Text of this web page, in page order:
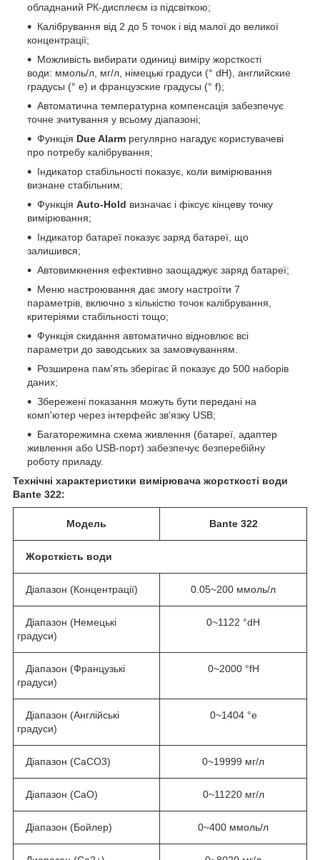
обладнаний РК-дисплеєм із підсвіткою;
Калібрування від 2 до 5 точок і від малої до великої
концентрації;
Можливість вибирати одиниці виміру жорсткості
води: ммоль/л, мг/л, німецькі градуси (° dH), английские
градусы (° e) и французские градусы (° f);
Автоматична температурна компенсація забезпечує
точне зчитування у всьому діапазоні;
Функція Due Alarm регулярно нагадує користувачеві
про потребу калібрування;
Індикатор стабільності показує, коли вимірювання
визнане стабільним;
Функція Auto-Hold визначає і фіксує кінцеву точку
вимірювання;
Індикатор батареї показує заряд батареї, що
залишився;
Автовимкнення ефективно заощаджує заряд батареї;
Меню настроювання дає змогу настроїти 7
параметрів, включно з кількістю точок калібрування,
критеріями стабільності тощо;
Функція скидання автоматично відновлює всі
параметри до заводських за замовчуванням.
Розширена пам'ять зберігає й показує до 500 наборів
даних;
Збережені показання можуть бути передані на
комп'ютер через інтерфейс зв'язку USB;
Багаторежимна схема живлення (батареї, адаптер
живлення або USB-порт) забезпечує безперебійну
роботу приладу.
Технічні характеристики вимірювача жорсткості води
Bante 322:
Модель Bante 322
Жорсткість води
Діапазон (Концентрації) 0.05~200 ммоль/л
Діапазон (Немецькі
градуси)
0~1122 °dH
Діапазон (Французькі
градуси)
0~2000 °fH
Діапазон (Англійські
градуси)
0~1404 °e
Діапазон (CaCO3) 0~19999 мг/л
Діапазон (CaO) 0~11220 мг/л
Діапазон (Бойлер) 0~400 ммоль/л